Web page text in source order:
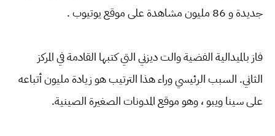
جديدة و 86 مليون مشاهدة على موقع يوتيوب .
فاز بالميدالية الفضية والت ديزني التي كتبها القادمة في المركز
الثاني. السبب الرئيسي وراء هذا الترتيب هو زيادة مليون أتباعه
على سينا ويبو ، وهو موقع المدونات الصغيرة الصينية.